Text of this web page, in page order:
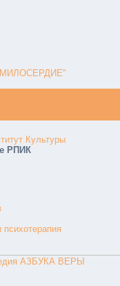
Культуры
РПИК
психотерапия